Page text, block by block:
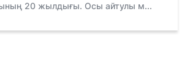
20 жылдығы. Осы айтулы м...